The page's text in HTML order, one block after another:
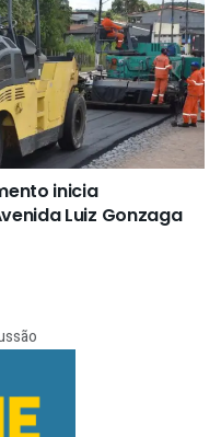
inicia
Luiz Gonzaga